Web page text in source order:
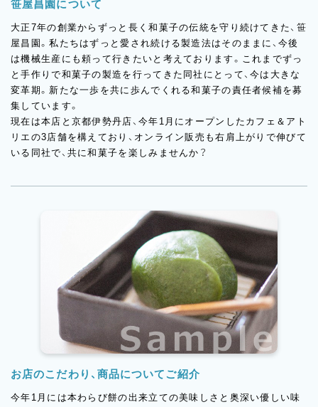
笹屋昌園について
大正7年の創業からずっと長く和菓子の伝統を守り続けてきた、笹
屋昌園。私たちはずっと愛され続ける製造法はそのままに、今後
は機械生産にも頼って行きたいと考えております。これまでずっ
と手作りで和菓子の製造を行ってきた同社にとって、今は大きな
変革期。新たな一歩を共に歩んでくれる和菓子の責任者候補を募
集しています。
現在は本店と京都伊勢丹店、今年1⽉にオープンしたカフェ＆アト
リエの3店舗を構えており、オンライン販売も右肩上がりで伸びて
いる同社で、共に和菓子を楽しみませんか？
お店のこだわり、商品についてご紹介
今年1月には本わらび餅の出来立ての美味しさと奥深い優しい味